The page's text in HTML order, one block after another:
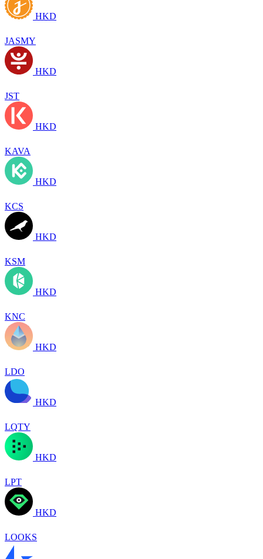
HKD
JASMY
HKD
JST
HKD
KAVA
HKD
KCS
HKD
KSM
HKD
KNC
HKD
LDO
HKD
LQTY
HKD
LPT
HKD
LOOKS